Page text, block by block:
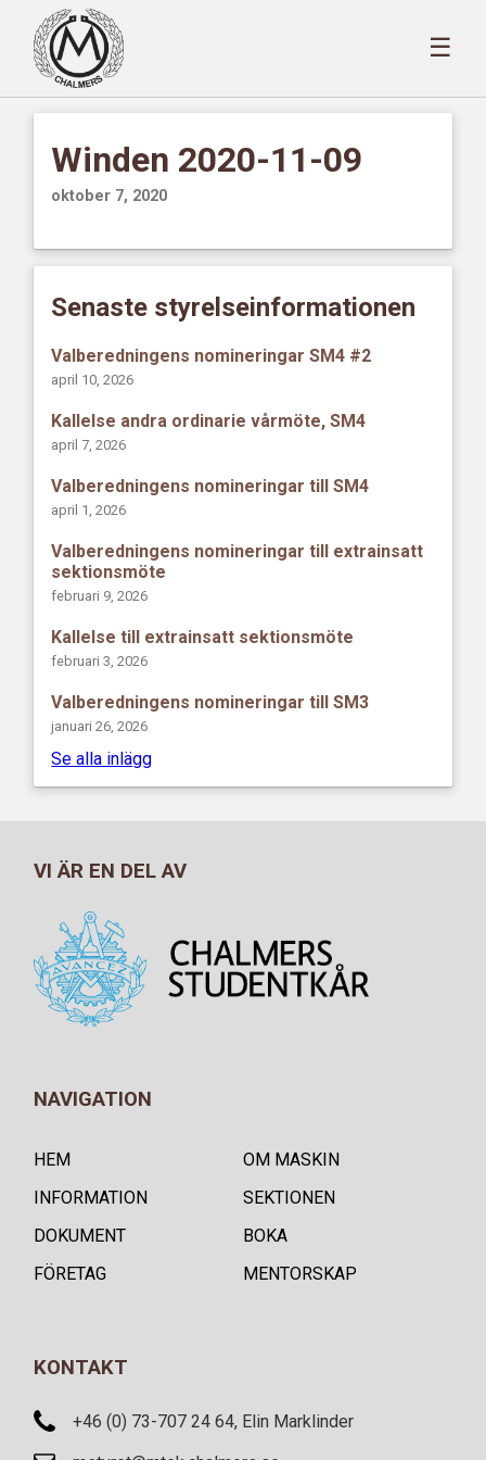
☰
Winden 2020-11-09
oktober 7, 2020
Senaste styrelseinformationen
Valberedningens nomineringar SM4 #2
april 10, 2026
Kallelse andra ordinarie vårmöte, SM4
april 7, 2026
Valberedningens nomineringar till SM4
april 1, 2026
Valberedningens nomineringar till extrainsatt
sektionsmöte
februari 9, 2026
Kallelse till extrainsatt sektionsmöte
februari 3, 2026
Valberedningens nomineringar till SM3
januari 26, 2026
Se alla inlägg
VI ÄR EN DEL AV
NAVIGATION
HEM
OM MASKIN
INFORMATION
SEKTIONEN
DOKUMENT
BOKA
FÖRETAG
MENTORSKAP
KONTAKT
+46 (0) 73-707 24 64, Elin Marklinder